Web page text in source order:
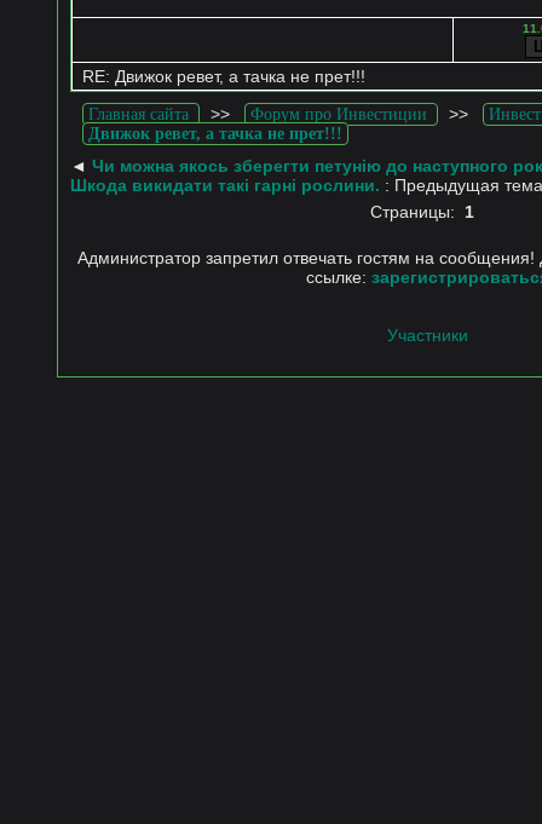
RE: Движок ревет, а тачка не прет!!!
Главная сайта >> Форум про Инвестиции >>
Движок ревет, а тачка не прет!!!
◄Чи можна якось зберегти петунію до наступного
Шкода викидати такі гарні рослини. : Предыдущая
Страницы: 1
Администратор запретил отвечать гостям на
ссылке:
Участники